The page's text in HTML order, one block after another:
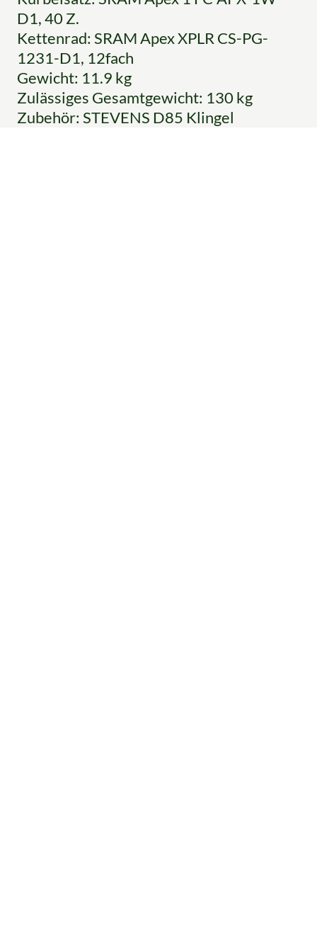
D1, 40 Z.
Kettenrad: SRAM Apex XPLR CS-PG-
1231-D1, 12fach
Gewicht: 11.9 kg
Zulässiges Gesamtgewicht: 130 kg
Zubehör: STEVENS D85 Klingel